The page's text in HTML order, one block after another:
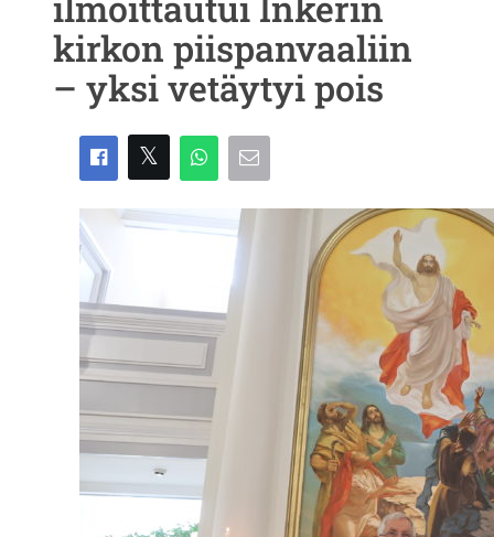
kirkon piispanvaaliin
– yksi vetäytyi pois